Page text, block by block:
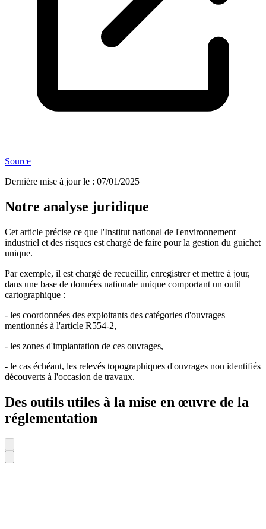
Source
Dernière mise à jour le : 07/01/2025
Notre analyse juridique
Cet article précise ce que l'Institut national de l'environnement
industriel et des risques est chargé de faire pour la gestion du guichet
unique.
Par exemple, il est chargé de recueillir, enregistrer et mettre à jour,
dans une base de données nationale unique comportant un outil
cartographique :
- les coordonnées des exploitants des catégories d'ouvrages
mentionnés à l'article R554-2,
- les zones d'implantation de ces ouvrages,
- le cas échéant, les relevés topographiques d'ouvrages non identifiés
découverts à l'occasion de travaux.
Des outils utiles à la mise en œuvre de la
réglementation